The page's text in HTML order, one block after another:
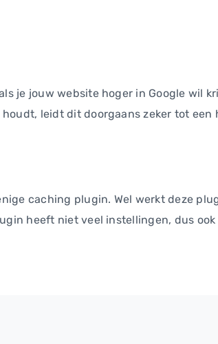
je jouw website hoger in Google wil
leidt dit doorgaans zeker tot
caching plugin. Wel werkt deze
heeft niet veel instellingen, dus